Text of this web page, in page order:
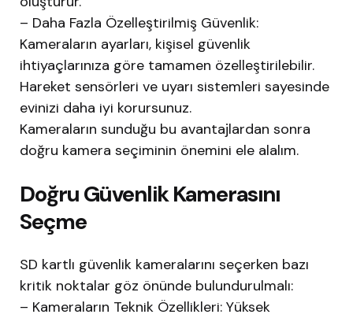
– Daha Fazla Özelleştirilmiş Güvenlik:
Kameraların ayarları, kişisel güvenlik
ihtiyaçlarınıza göre tamamen özelleştirilebilir.
Hareket sensörleri ve uyarı sistemleri sayesinde
evinizi daha iyi korursunuz.
Kameraların sunduğu bu avantajlardan sonra
doğru kamera seçiminin önemini ele alalım.
Doğru Güvenlik Kamerasını
Seçme
SD kartlı güvenlik kameralarını seçerken bazı
kritik noktalar göz önünde bulundurulmalı:
– Kameraların Teknik Özellikleri: Yüksek